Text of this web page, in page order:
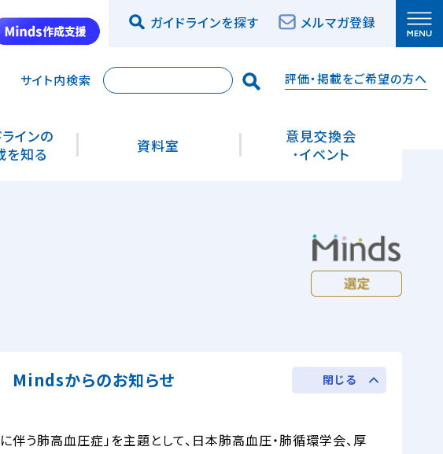
Mindsからのお知らせ 閉じる
伴う肺高血圧症」を主題として、日本肺高血圧・肺循環学会、厚
インの
を知る
資料室
意見交換会
･イベント
ガイドラインを探す メルマガ登録
評価・掲載をご希望の方へ
サイト内検索